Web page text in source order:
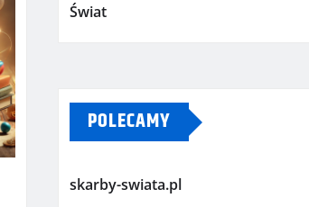
Świat
POLECAMY
skarby-swiata.pl